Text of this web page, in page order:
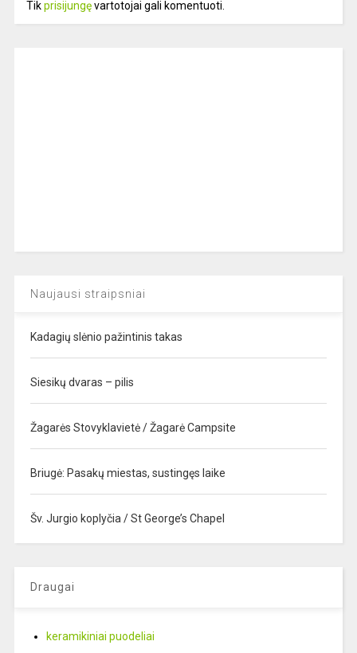
Tikprisijungęvartotojai gali komentuoti.
Naujausi straipsniai
Kadagių slėnio pažintinis takas
Siesikų dvaras – pilis
Žagarės Stovyklavietė / Žagarė Campsite
Briugė: Pasakų miestas, sustingęs laike
Šv. Jurgio koplyčia / St George’s Chapel
Draugai
keramikiniai puodeliai